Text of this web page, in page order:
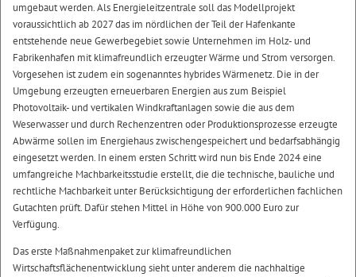
umgebaut werden. Als Energieleitzentrale soll das Modellprojekt
voraussichtlich ab 2027 das im nördlichen der Teil der Hafenkante
entstehende neue Gewerbegebiet sowie Unternehmen im Holz- und
Fabrikenhafen mit klimafreundlich erzeugter Wärme und Strom versorgen.
Vorgesehen ist zudem ein sogenanntes hybrides Wärmenetz. Die in der
Umgebung erzeugten erneuerbaren Energien aus zum Beispiel
Photovoltaik- und vertikalen Windkraftanlagen sowie die aus dem
Weserwasser und durch Rechenzentren oder Produktionsprozesse erzeugte
Abwärme sollen im Energiehaus zwischengespeichert und bedarfsabhängig
eingesetzt werden. In einem ersten Schritt wird nun bis Ende 2024 eine
umfangreiche Machbarkeitsstudie erstellt, die die technische, bauliche und
rechtliche Machbarkeit unter Berücksichtigung der erforderlichen fachlichen
Gutachten prüft. Dafür stehen Mittel in Höhe von 900.000 Euro zur
Verfügung.
Das erste Maßnahmenpaket zur klimafreundlichen
Wirtschaftsflächenentwicklung sieht unter anderem die nachhaltige